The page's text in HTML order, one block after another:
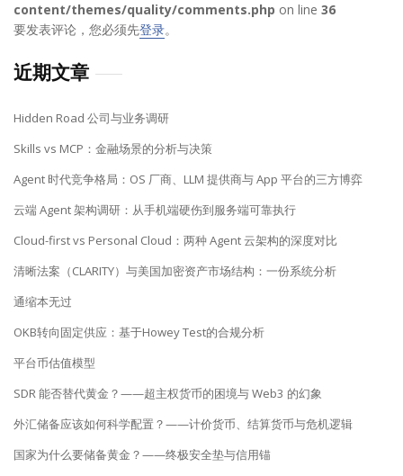
content/themes/quality/comments.php on line 36
要发表评论，您必须先登录。
近期文章
Hidden Road 公司与业务调研
Skills vs MCP：金融场景的分析与决策
Agent 时代竞争格局：OS 厂商、LLM 提供商与 App 平台的三方博弈
云端 Agent 架构调研：从手机端硬伤到服务端可靠执行
Cloud-first vs Personal Cloud：两种 Agent 云架构的深度对比
清晰法案（CLARITY）与美国加密资产市场结构：一份系统分析
通缩本无过
OKB转向固定供应：基于Howey Test的合规分析
平台币估值模型
SDR 能否替代黄金？——超主权货币的困境与 Web3 的幻象
外汇储备应该如何科学配置？——计价货币、结算货币与危机逻辑
国家为什么要储备黄金？——终极安全垫与信用锚